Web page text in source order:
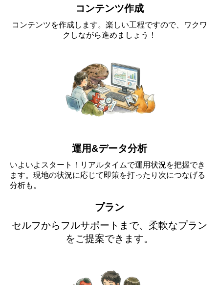
コンテンツ作成
コンテンツを作成します。楽しい工程ですので、ワクワ
クしながら進めましょう！
運用&データ分析
いよいよスタート！リアルタイムで運用状況を把握でき
ます。現地の状況に応じて即策を打ったり次につなげる
分析も。
プラン
セルフからフルサポートまで、柔軟なプラン
をご提案できます。